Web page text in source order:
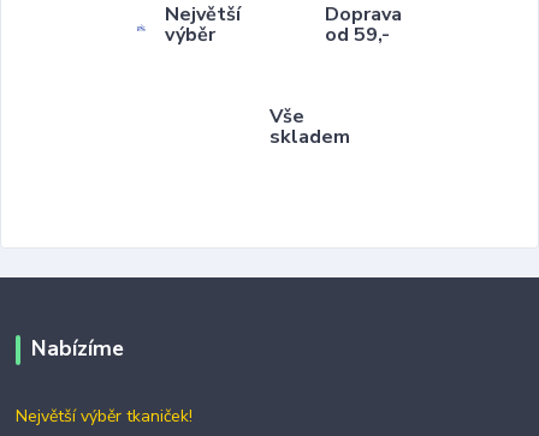
Největší
výběr
Doprava
od 59,-
Vše
skladem
Nabízíme
Největší výběr tkaniček!